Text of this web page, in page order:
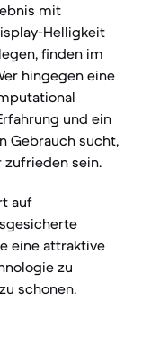
mit
Helligkeit
finden im
hingegen eine
und ein
Gebrauch sucht,
zufrieden sein.
auf
eine attraktive
zu
schonen.